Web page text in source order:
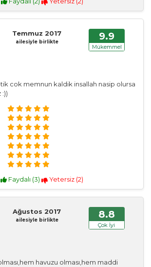
Temmuz 2017
ailesiyle birlikte 9.9
Mükemmel
cok memnun kaldik insallah nasip olursa
Faydalı (3) Yetersiz (2)
Ağustos 2017
ailesiyle birlikte 8.8
Çok İyi
havuzu olması,hem maddi